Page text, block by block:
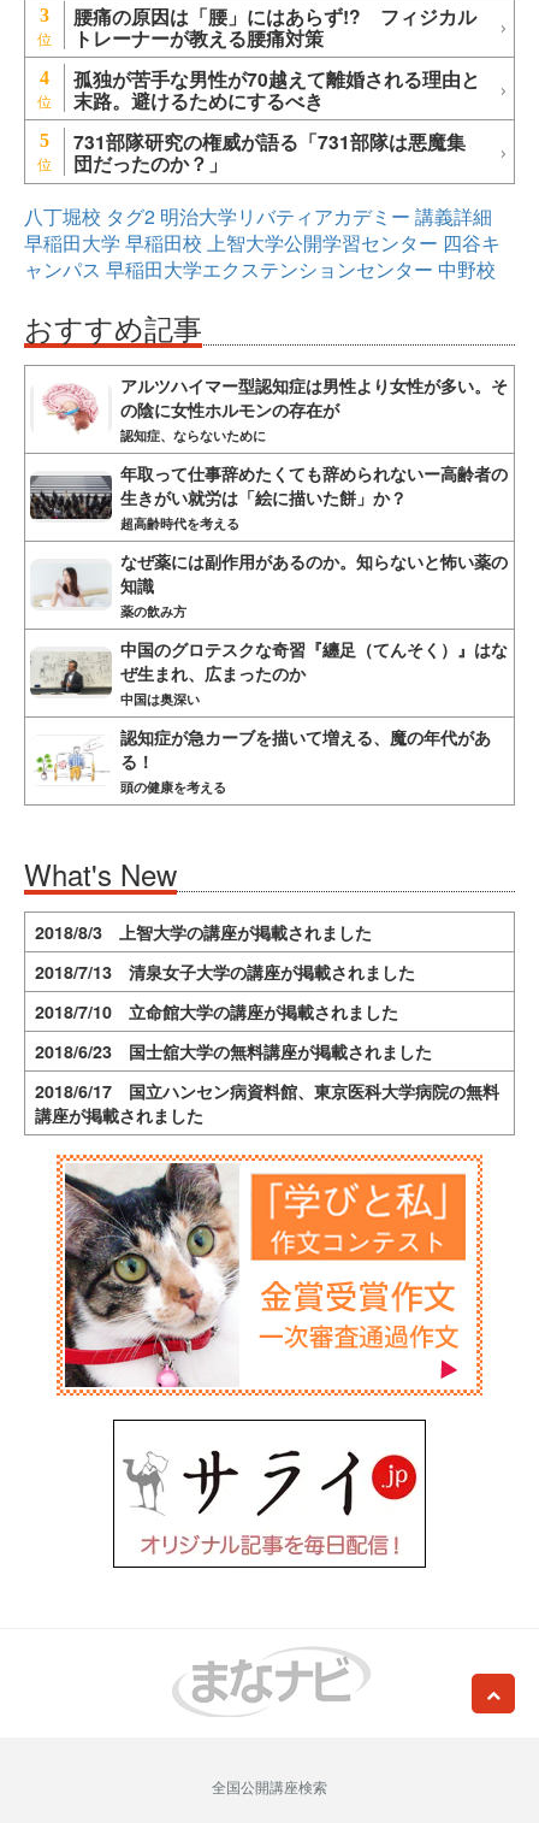
3 腰痛の原因は「腰」にはあらず!? フィジカル
トレーナーが教える腰痛対策
4 孤独が苦手な男性が70越えて離婚される理由と
末路。避けるためにするべき
5 731部隊研究の権威が語る「731部隊は悪魔集
団だったのか？」
八丁堀校 タグ2 明治大学リバティアカデミー 講義詳細
早稲田大学 早稲田校 上智大学公開学習センター 四谷キ
ャンパス 早稲田大学エクステンションセンター 中野校
おすすめ記事
アルツハイマー型認知症は男性より女性が多い。そ
の陰に女性ホルモンの存在が
認知症、ならないために
年取って仕事辞めたくても辞められないー高齢者の
生きがい就労は「絵に描いた餅」か？
超高齢時代を考える
なぜ薬には副作用があるのか。知らないと怖い薬の
知識
薬の飲み方
中国のグロテスクな奇習『纏足（てんそく）』はな
ぜ生まれ、広まったのか
中国は奥深い
認知症が急カーブを描いて増える、魔の年代があ
る！
頭の健康を考える
What's New
2018/8/3 上智大学の講座が掲載されました
2018/7/13 清泉女子大学の講座が掲載されました
2018/7/10 立命館大学の講座が掲載されました
2018/6/23 国士舘大学の無料講座が掲載されました
2018/6/17 国立ハンセン病資料館、東京医科大学病院の無料
講座が掲載されました
全国公開講座検索